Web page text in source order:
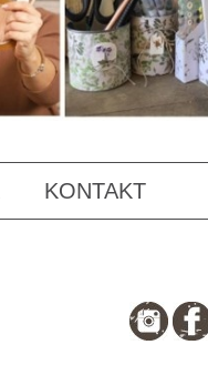
KONTAKT